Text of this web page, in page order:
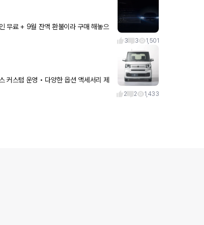
무료 + 9월 잔액 환불이라 구매 해놓으
3 3 1,501
커스텀 운영 • 다양한 옵션 액세서리 제
2 2 1,433